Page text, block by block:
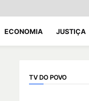
ECONOMIA JUSTIÇA
TV DO POVO